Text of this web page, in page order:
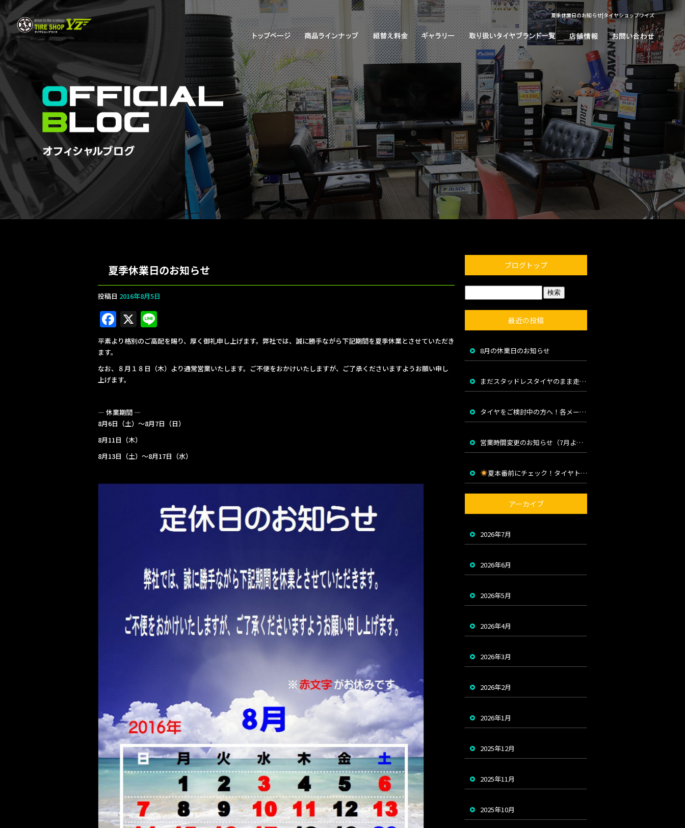
夏季休業日のお知らせ|タイヤショップワイズ
夏季休業日のお知らせ
投稿日 2016年8月5日
F
a
c
e
b
o
k
X
n
e
平素より格別のご高配を賜り、厚く御礼申し上げます。弊社では、誠に勝手ながら下記期間を夏季休業とさせていただき
ます。
なお、８月１８日（木）より通常営業いたします。ご不便をおかけいたしますが、ご了承くださいますようお願い申し
上げます。
— 休業期間 —
8月6日（土）～8月7日（日）
8月11日（木）
8月13日（土）～8月17日（水）
ブログトップ
最近の投稿
8月の休業日のお知らせ
まだスタッドレスタイヤのまま走っていませんか？
タイヤをご検討中の方へ！各メーカー値上げのお知らせ
営業時間変更のお知らせ（7月より）
夏本番前にチェック！タイヤトラブルを防ぐためのポイント
アーカイブ
2026年7月
2026年6月
2026年5月
2026年4月
2026年3月
2026年2月
2026年1月
2025年12月
2025年11月
2025年10月